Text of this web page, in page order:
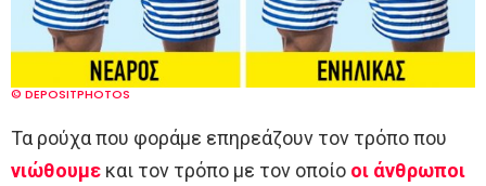
© DEPOSITPHOTOS
Τα ρούχα που φοράμε επηρεάζουν τον τρόπο που
νιώθουμε και τον τρόπο με τον οποίο οι άνθρωποι